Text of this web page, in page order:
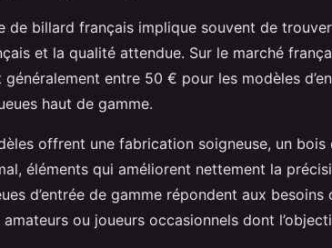
de billard français implique souvent de
et la qualité attendue. Sur le marché
entre 50 € pour les modèles
haut de gamme.
offrent une fabrication soigneuse, un
éléments qui améliorent nettement la
d’entrée de gamme répondent aux besoins
ou joueurs occasionnels dont